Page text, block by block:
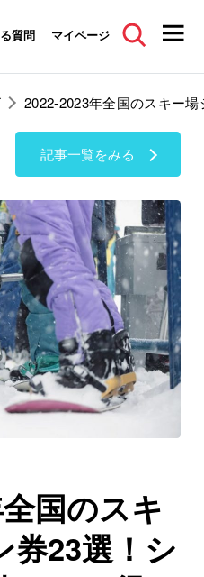
質問 マイページ
2022-2023年全国のスキー
記事一覧をみる
国のスキ
券23選！シ